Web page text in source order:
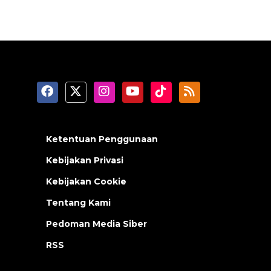
Ketentuan Penggunaan
Kebijakan Privasi
Kebijakan Cookie
Tentang Kami
Pedoman Media Siber
RSS